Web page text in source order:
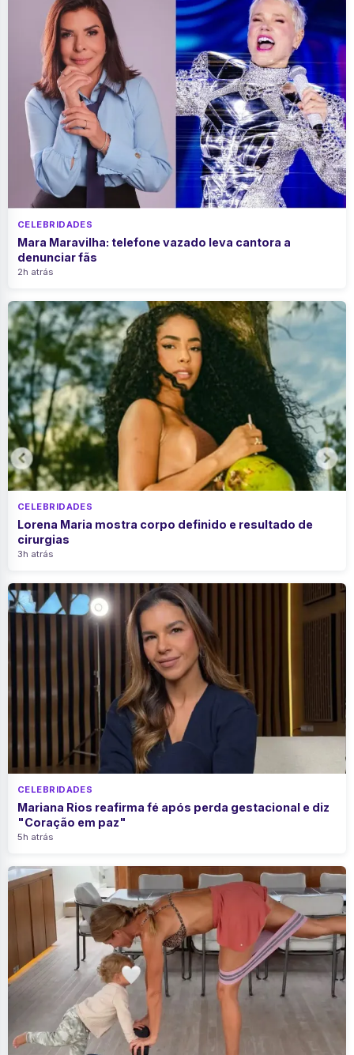
CELEBRIDADES
Mara Maravilha: telefone vazado leva cantora a
denunciar fãs
2h atrás
CELEBRIDADES
Lorena Maria mostra corpo definido e resultado de
cirurgias
3h atrás
CELEBRIDADES
Mariana Rios reafirma fé após perda gestacional e diz
"Coração em paz"
5h atrás